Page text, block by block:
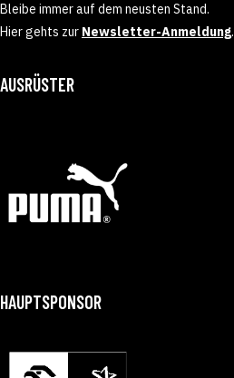
Bleibe immer auf dem neusten Stand.
Hier gehts zur Newsletter-Anmeldung.
AUSRÜSTER
HAUPTSPONSOR